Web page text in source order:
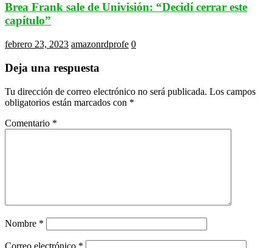
Brea Frank sale de Univisión: “Decidí cerrar este
capítulo”
febrero 23, 2023 amazonrdprofe 0
Deja una respuesta
Tu dirección de correo electrónico no será publicada. Los campos
obligatorios están marcados con *
Comentario *
Nombre *
Correo electrónico *